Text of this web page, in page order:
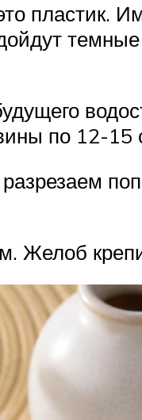
пластик.
по 12-15
Желоб